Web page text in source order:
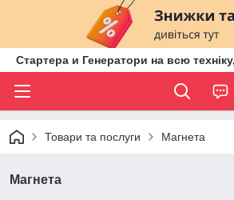
Стартера и Генератори на всю
Товари та послуги Магнета
Магнета